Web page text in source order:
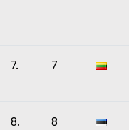
7. 7
8. 8